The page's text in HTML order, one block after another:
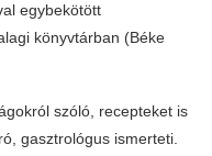
egybekötött
könyvtárban (Béke
szóló, recepteket is
gasztrológus ismerteti.